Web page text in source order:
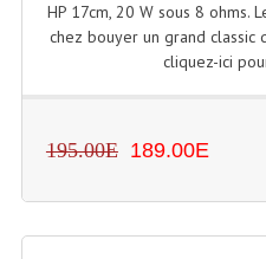
HP 17cm, 20 W sous 8 ohms.
chez bouyer un grand classic
cliquez-ici
195.00E 189.00E